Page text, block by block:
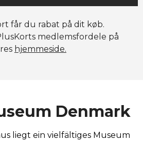
får du rabat på dit køb.
medlemsfordele på
hjemmeside.
Denmark
liegt ein vielfältiges Museum